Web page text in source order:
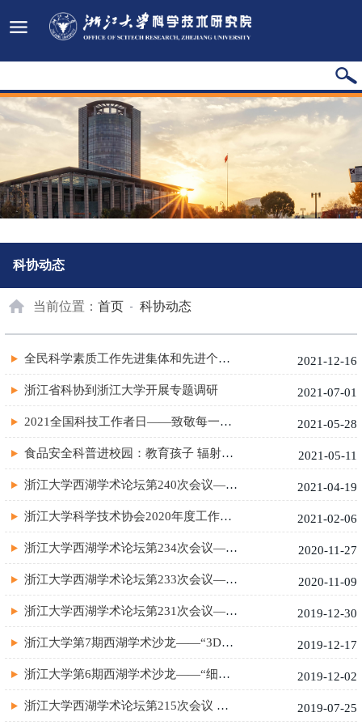
科协动态
当前位置： 首页 科协动态
全民科学素质工作先进集体和先进个人名单公布，浙江大学1人入选... 2021-12-16
浙江省科协到浙江大学开展专题调研 2021-07-01
2021全国科技工作者日——致敬每一位科技工作者！ 2021-05-28
食品安全科普进校园：教育孩子 辐射家庭 影响社会 2021-05-11
浙江大学西湖学术论坛第240次会议— 浙江大学“吕维雪学术论坛”... 2021-04-19
浙江大学科学技术协会2020年度工作会议暨常委会会议顺利召开 2021-02-06
浙江大学西湖学术论坛第234次会议—浙江大学转化医学研究院第一届... 2020-11-27
浙江大学西湖学术论坛第233次会议—“神经接口与康复工程” 前沿... 2020-11-09
浙江大学西湖学术论坛第231次会议—浙江大学第二届生命科学大会顺... 2019-12-30
浙江大学第7期西湖学术沙龙——“3D打印与生物医疗”顺利召开 2019-12-17
浙江大学第6期西湖学术沙龙——“细菌与人类”顺利召开 2019-12-02
浙江大学西湖学术论坛第215次会议 —“未来食品”学术研讨会成功... 2019-07-25